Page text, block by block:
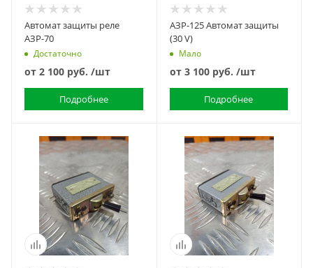
Автомат защиты реле
АЗР-70
Достаточно
от 2 100 руб. /шт
Подробнее
АЗР-125 Автомат защиты
(30 V)
Мало
от 3 100 руб. /шт
Подробнее